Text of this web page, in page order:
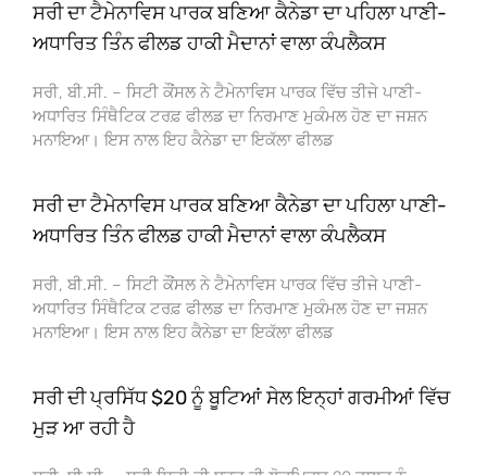
ਸਰੀ ਦਾ ਟੈਮੇਨਾਵਿਸ ਪਾਰਕ ਬਣਿਆ ਕੈਨੇਡਾ ਦਾ ਪਹਿਲਾ ਪਾਣੀ-
ਅਧਾਰਿਤ ਤਿੰਨ ਫੀਲਡ ਹਾਕੀ ਮੈਦਾਨਾਂ ਵਾਲਾ ਕੰਪਲੈਕਸ
ਸਰੀ, ਬੀ.ਸੀ. – ਸਿਟੀ ਕੌਂਸਲ ਨੇ ਟੈਮੇਨਾਵਿਸ ਪਾਰਕ ਵਿੱਚ ਤੀਜੇ ਪਾਣੀ-
ਅਧਾਰਿਤ ਸਿੰਥੈਟਿਕ ਟਰਫ਼ ਫੀਲਡ ਦਾ ਨਿਰਮਾਣ ਮੁਕੰਮਲ ਹੋਣ ਦਾ ਜਸ਼ਨ
ਮਨਾਇਆ। ਇਸ ਨਾਲ ਇਹ ਕੈਨੇਡਾ ਦਾ ਇਕੱਲਾ ਫੀਲਡ
ਸਰੀ ਦਾ ਟੈਮੇਨਾਵਿਸ ਪਾਰਕ ਬਣਿਆ ਕੈਨੇਡਾ ਦਾ ਪਹਿਲਾ ਪਾਣੀ-
ਅਧਾਰਿਤ ਤਿੰਨ ਫੀਲਡ ਹਾਕੀ ਮੈਦਾਨਾਂ ਵਾਲਾ ਕੰਪਲੈਕਸ
ਸਰੀ, ਬੀ.ਸੀ. – ਸਿਟੀ ਕੌਂਸਲ ਨੇ ਟੈਮੇਨਾਵਿਸ ਪਾਰਕ ਵਿੱਚ ਤੀਜੇ ਪਾਣੀ-
ਅਧਾਰਿਤ ਸਿੰਥੈਟਿਕ ਟਰਫ਼ ਫੀਲਡ ਦਾ ਨਿਰਮਾਣ ਮੁਕੰਮਲ ਹੋਣ ਦਾ ਜਸ਼ਨ
ਮਨਾਇਆ। ਇਸ ਨਾਲ ਇਹ ਕੈਨੇਡਾ ਦਾ ਇਕੱਲਾ ਫੀਲਡ
ਸਰੀ ਦੀ ਪ੍ਰਸਿੱਧ $20 ਨੂੰ ਬੂਟਿਆਂ ਸੇਲ ਇਨ੍ਹਾਂ ਗਰਮੀਆਂ ਵਿੱਚ
ਮੁੜ ਆ ਰਹੀ ਹੈ